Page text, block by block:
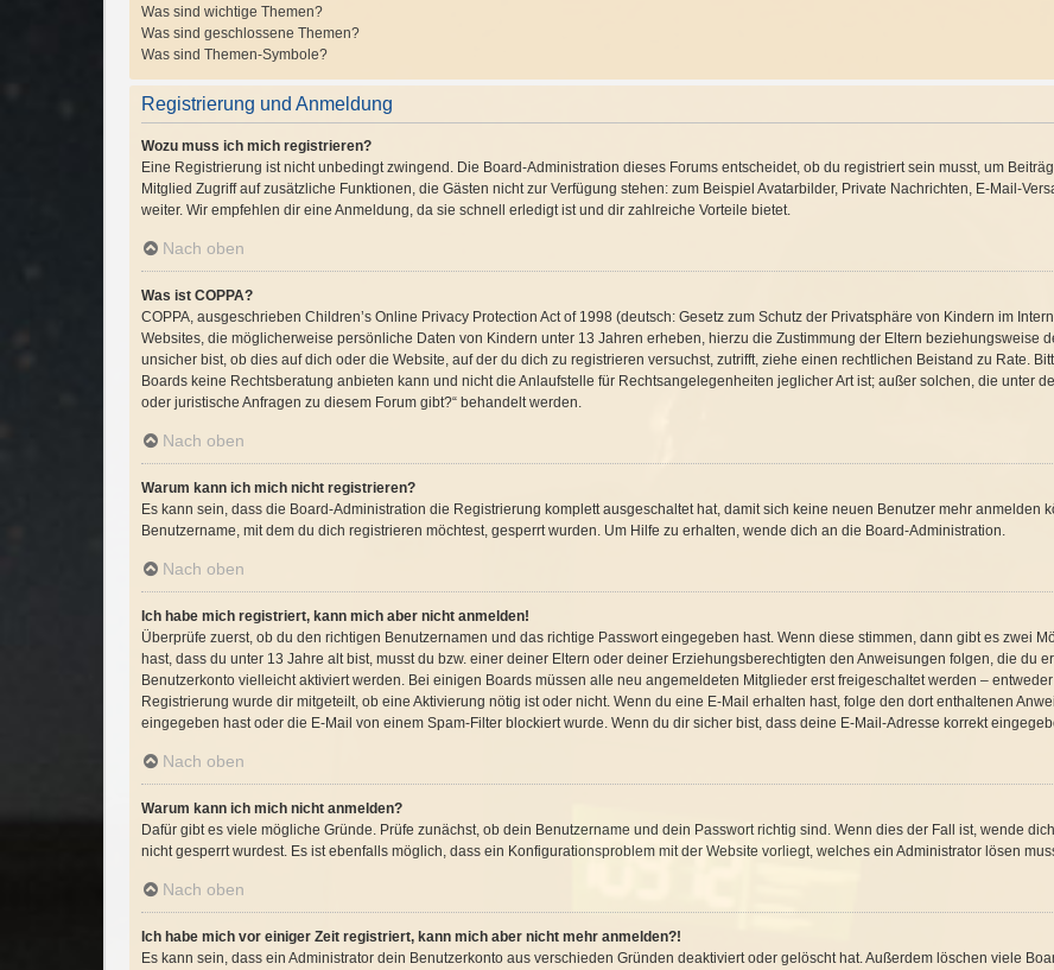
Was sind wichtige Themen?
Was sind geschlossene Themen?
Was sind Themen-Symbole?
Registrierung und Anmeldung
Wozu muss ich mich registrieren?
Eine Registrierung ist nicht unbedingt zwingend. Die Board-Administration dieses Forums entscheidet, ob du registriert sein musst, um
Mitglied Zugriff auf zusätzliche Funktionen, die Gästen nicht zur Verfügung stehen: zum Beispiel Avatarbilder, Private Nachrichten, E-Mail-
weiter. Wir empfehlen dir eine Anmeldung, da sie schnell erledigt ist und dir zahlreiche Vorteile bietet.
Nach oben
Was ist COPPA?
COPPA, ausgeschrieben Children’s Online Privacy Protection Act of 1998 (deutsch: Gesetz zum Schutz der Privatsphäre von Kindern im
Websites, die möglicherweise persönliche Daten von Kindern unter 13 Jahren erheben, hierzu die Zustimmung der Eltern beziehungsweise
unsicher bist, ob dies auf dich oder die Website, auf der du dich zu registrieren versuchst, zutrifft, ziehe einen rechtlichen Beistand zu Rate.
Boards keine Rechtsberatung anbieten kann und nicht die Anlaufstelle für Rechtsangelegenheiten jeglicher Art ist; außer solchen, die unter
oder juristische Anfragen zu diesem Forum gibt?“ behandelt werden.
Nach oben
Warum kann ich mich nicht registrieren?
Es kann sein, dass die Board-Administration die Registrierung komplett ausgeschaltet hat, damit sich keine neuen Benutzer mehr anmelden
Benutzername, mit dem du dich registrieren möchtest, gesperrt wurden. Um Hilfe zu erhalten, wende dich an die Board-Administration.
Nach oben
Ich habe mich registriert, kann mich aber nicht anmelden!
Überprüfe zuerst, ob du den richtigen Benutzernamen und das richtige Passwort eingegeben hast. Wenn diese stimmen, dann gibt es zwei
hast, dass du unter 13 Jahre alt bist, musst du bzw. einer deiner Eltern oder deiner Erziehungsberechtigten den Anweisungen folgen, die du
Benutzerkonto vielleicht aktiviert werden. Bei einigen Boards müssen alle neu angemeldeten Mitglieder erst freigeschaltet werden –
Registrierung wurde dir mitgeteilt, ob eine Aktivierung nötig ist oder nicht. Wenn du eine E-Mail erhalten hast, folge den dort enthaltenen
eingegeben hast oder die E-Mail von einem Spam-Filter blockiert wurde. Wenn du dir sicher bist, dass deine E-Mail-Adresse korrekt
Nach oben
Warum kann ich mich nicht anmelden?
Dafür gibt es viele mögliche Gründe. Prüfe zunächst, ob dein Benutzername und dein Passwort richtig sind. Wenn dies der Fall ist, wende
nicht gesperrt wurdest. Es ist ebenfalls möglich, dass ein Konfigurationsproblem mit der Website vorliegt, welches ein Administrator lösen
Nach oben
Ich habe mich vor einiger Zeit registriert, kann mich aber nicht mehr anmelden?!
Es kann sein, dass ein Administrator dein Benutzerkonto aus verschieden Gründen deaktiviert oder gelöscht hat. Außerdem löschen viele